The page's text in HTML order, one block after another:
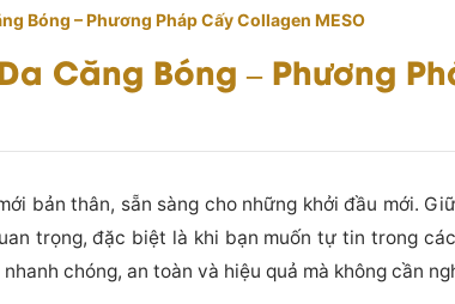
Bóng – Phương Pháp Cấy Collagen MESO
Căng Bóng – Phương
bản thân, sẵn sàng cho những khởi đầu mới.
trọng, đặc biệt là khi bạn muốn tự tin trong
chóng, an toàn và hiệu quả mà không cần